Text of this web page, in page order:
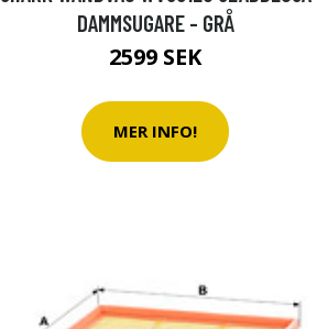
DAMMSUGARE - GRÅ
2599 SEK
MER INFO!